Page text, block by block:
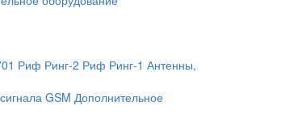
Риф Ринг-2 Риф Ринг-1 Антенны,
GSM Дополнительное